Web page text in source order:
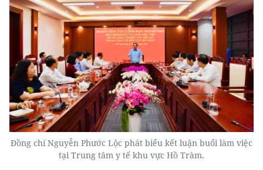
Đồng chí Nguyễn Phước Lộc phát biểu kết luận buổi làm việc
tại Trung tâm y tế khu vực Hồ Tràm.